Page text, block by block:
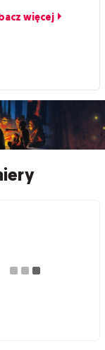
więcej